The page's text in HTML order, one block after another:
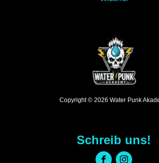
Copyright © 2026 Water Punk
Schreib uns!